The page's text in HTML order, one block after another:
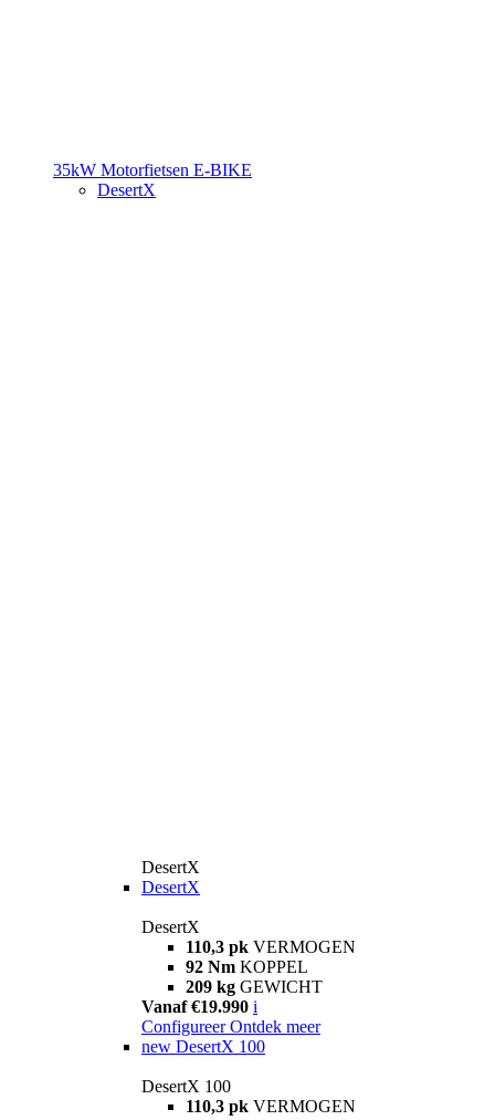
35kW Motorfietsen E-BIKE
DesertX
DesertX
DesertX
DesertX
110,3 pk VERMOGEN
92 Nm KOPPEL
209 kg GEWICHT
Vanaf €19.990 i
Configureer Ontdek meer
new DesertX 100
DesertX 100
110,3 pk VERMOGEN